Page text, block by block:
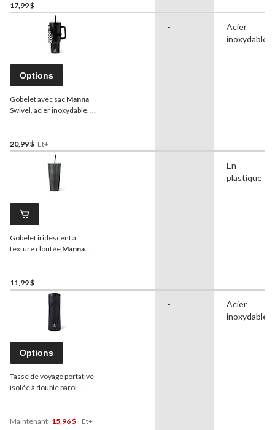
17,99 $
Options
Gobelet avec sac Manna
Swivel, acier inoxydable, 40
20,99 $ Et+
-
Acier
inoxydable
Gobelet iridescent à
texture cloutée Manna
11,99 $
-
En
plastique
Options
Tasse de voyage portative
isolée à double paroi
Maintenant 15,96 $
Et+
-
Acier
inoxydable